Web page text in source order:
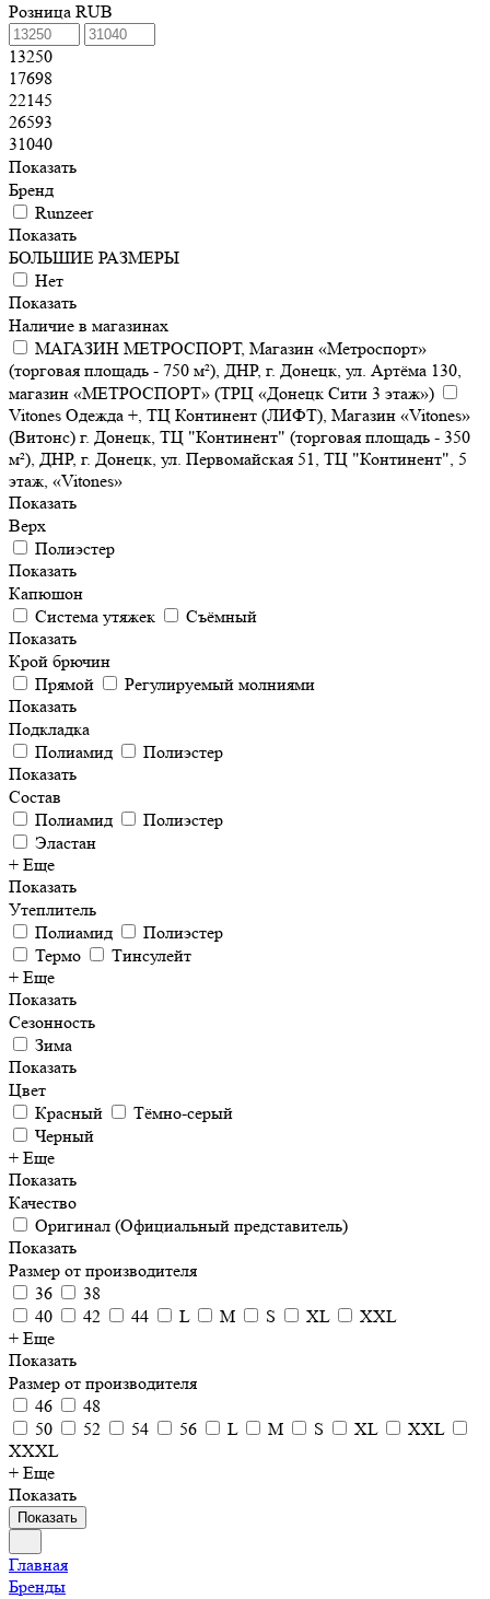
Розница RUB
13250
17698
22145
26593
31040
Показать
Бренд
Runzeer
Показать
БОЛЬШИЕ РАЗМЕРЫ
Нет
Показать
Наличие в магазинах
МАГАЗИН МЕТРОСПОРТ, Магазин «Метроспорт»
(торговая площадь - 750 м²), ДНР, г. Донецк, ул. Артёма 130,
магазин «МЕТРОСПОРТ» (ТРЦ «Донецк Сити 3 этаж»)
Vitones Одежда +, ТЦ Континент (ЛИФТ), Магазин «Vitones»
(Витонс) г. Донецк, ТЦ "Континент" (торговая площадь - 350
м²), ДНР, г. Донецк, ул. Первомайская 51, ТЦ "Континент", 5
этаж, «Vitones»
Показать
Верх
Полиэстер
Показать
Капюшон
Система утяжек
Съёмный
Показать
Крой брючин
Прямой
Регулируемый молниями
Показать
Подкладка
Полиамид
Полиэстер
Показать
Состав
Полиамид
Полиэстер
Эластан
+ Еще
Показать
Утеплитель
Полиамид
Полиэстер
Термо
Тинсулейт
+ Еще
Показать
Сезонность
Зима
Показать
Цвет
Красный
Тёмно-серый
Черный
+ Еще
Показать
Качество
Оригинал (Официальный представитель)
Показать
Размер от производителя
36
38
40
42 44 L M S XL
XXL
+ Еще
Показать
Размер от производителя
46
48
50
52 54 56 L M S XL
XXL
XXXL
+ Еще
Показать
Показать
Главная
Бренды